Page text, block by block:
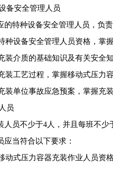
备安全管理人员
的特种设备安全管理人员，负
种设备安全管理人员资格，掌
装介质的基础知识及有关安全知
装工艺过程，掌握移动式压力
装单位事故应急预案，掌握充
员
人员不少于4人，并且每班不少
应当符合以下要求：
动式压力容器充装作业人员资格